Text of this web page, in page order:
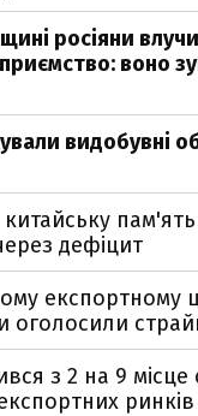
росіяни
воно
видобувні
китайську
дефіцит
експортному
оголосили
з 2 на 9 місце